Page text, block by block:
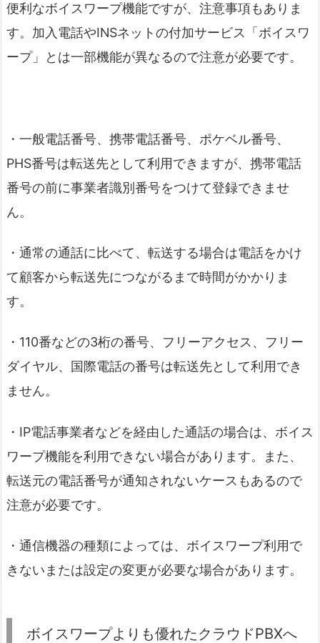
便利なボイスワープ機能ですが、注意事項もありま
す。加入電話やINSネットの付加サービス「ボイスワ
ープ」とは一部機能が異なるので注意が必要です。
・一般電話番号、携帯電話番号、ポケベル番号、
PHS番号は転送先として利用できますが、携帯電話
番号の前に事業者識別番号をつけて登録できませ
ん。
・通常の通話に比べて、転送する場合は電話をかけ
て顧客から転送先につながるまで時間がかかりま
す。
・110番などの3桁の番号、フリーアクセス、フリー
ダイヤル、国際電話の番号は転送先として利用でき
ません。
・IP電話事業者などを経由した通話の場合は、ボイス
ワープ機能を利用できない場合があります。また、
転送元の電話番号が通知されないケースもあるので
注意が必要です。
・通信機器の種類によっては、ボイスワープ利用で
きないまたは設定の変更が必要な場合があります。
ボイスワープよりも優れたクラウドPBXへ